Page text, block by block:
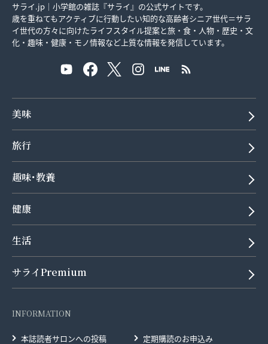
サライ.jp｜小学館の雑誌『サライ』の公式サイトです。
歳を重ねてもアクティブに行動したい知的な高齢者シニア世代＝サラ
イ世代の方々に向けたライフスタイル提案と旅・食・人物・歴史・文
化・趣味・健康・モノ情報など上質な情報を発信しています。
美味
旅行
趣味･教養
健康
生活
サライPremium
INFORMATION
本誌読者サロンへの投稿 定期購読のお申込み